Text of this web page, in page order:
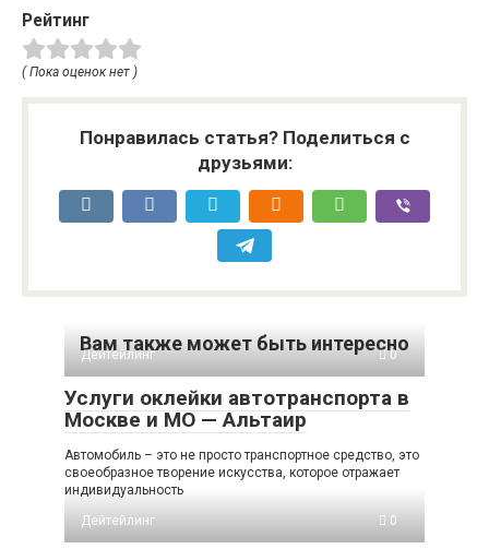
Рейтинг
( Пока оценок нет )
Понравилась статья? Поделиться с
друзьями:
Вам также может быть интересно
Дейтейлинг 0
Услуги оклейки автотранспорта в
Москве и МО — Альтаир
Автомобиль – это не просто транспортное средство, это
своеобразное творение искусства, которое отражает
индивидуальность
Дейтейлинг
0